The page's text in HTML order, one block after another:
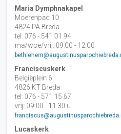
Maria Dymphnakapel
Moerenpad 10
4824 PA Breda
tel: 076 - 541 01 94
ma/woe/vrij: 09:00 - 12:00
Franciscuskerk
Belgiëplein 6
4826 KT Breda
tel: 076 - 571 15 67
vrij: 09:00 - 11.30 u
Lucaskerk